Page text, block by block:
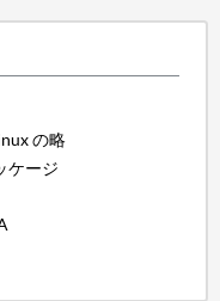
の略
ケージ